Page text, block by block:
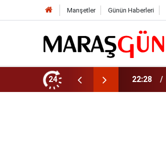
Manşetler Günün Haberleri
24
barajda bulundu! 22:27